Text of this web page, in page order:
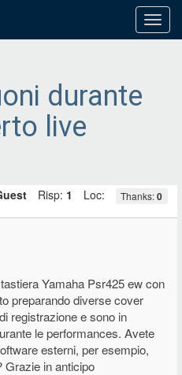
durante
live
Risp: 1 Loc: Thanks:0
Yamaha Psr425 ew con
preparando diverse cover
registrazione e sono in
le performances. Avete
esterni, per esempio,
Grazie in anticipo